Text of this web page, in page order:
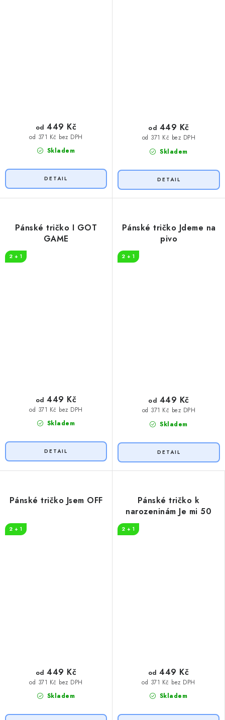
Skladem
od 371 Kč bez DPH
od 449 Kč
Skladem
od 371 Kč bez DPH
od 449 Kč
Pánské tričko I GOT
GAME
2 + 1
Skladem
od 371 Kč bez DPH
od 449 Kč
Pánské tričko Jdeme na
pivo
2 + 1
Skladem
od 371 Kč bez DPH
od 449 Kč
Pánské tričko Jsem OFF
2 + 1
Skladem
od 371 Kč bez DPH
od 449 Kč
Pánské tričko k
narozeninám Je mi 50
2 + 1
Skladem
od 371 Kč bez DPH
od 449 Kč